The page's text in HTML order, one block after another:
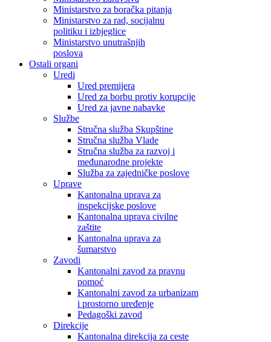
Ministarstvo za boračka pitanja
Ministarstvo za rad, socijalnu
politiku i izbjeglice
Ministarstvo unutrašnjih
poslova
Ostali organi
Uredi
Ured premijera
Ured za borbu protiv korupcije
Ured za javne nabavke
Službe
Stručna služba Skupštine
Stručna služba Vlade
Stručna služba za razvoj i
međunarodne projekte
Služba za zajedničke poslove
Uprave
Kantonalna uprava za
inspekcijske poslove
Kantonalna uprava civilne
zaštite
Kantonalna uprava za
šumarstvo
Zavodi
Kantonalni zavod za pravnu
pomoć
Kantonalni zavod za urbanizam
i prostorno uređenje
Pedagoški zavod
Direkcije
Kantonalna direkcija za ceste